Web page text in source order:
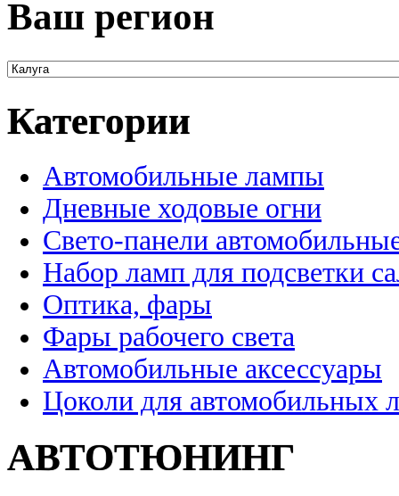
Ваш регион
Категории
Автомобильные лампы
Дневные ходовые огни
Свето-панели
Набор ламп для подсветки
Оптика, фары
Фары рабочего света
Автомобильные аксессуары
Цоколи для автомобильных
АВТОТЮНИНГ